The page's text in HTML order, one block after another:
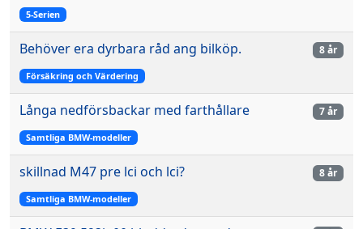
5-Serien
Behöver era dyrbara råd ang bilköp.
Försäkring och Värdering
8 år
Långa nedförsbackar med farthållare
Samtliga BMW-modeller
7 år
skillnad M47 pre lci och lci?
Samtliga BMW-modeller
8 år